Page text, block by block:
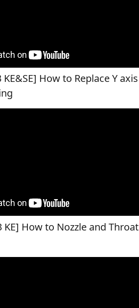
KE&SE] How to Replace Y axis
KE] How to Nozzle and Throat